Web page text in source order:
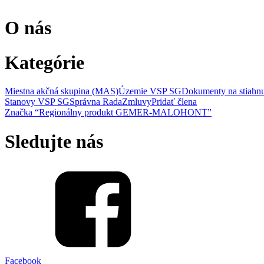
O nás
Kategórie
Miestna akčná skupina (MAS)Územie VSP SGDokumenty na
Stanovy VSP SGSprávna RadaZmluvyPridať člena
Značka “Regionálny produkt GEMER-MALOHONT”
Sledujte nás
Facebook